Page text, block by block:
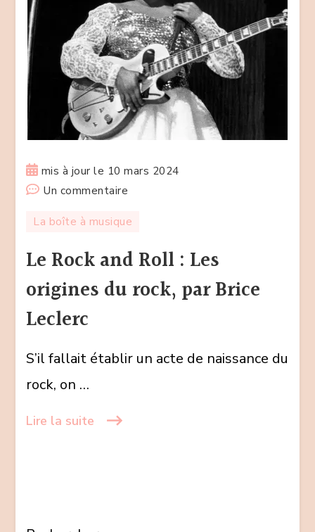
mis à jour le 10 mars 2024
Un commentaire
Rock
and
Roll
rock,
La boîte à musique
Le Rock and Roll : Les
origines du rock, par Brice
Leclerc
S’il fallait établir un acte de naissance du
rock, on …
Lire la suite